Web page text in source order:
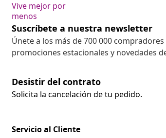
Vive mejor por
menos
Suscríbete a nuestra newsletter
Únete a los más de 700 000
promociones estacionales y novedades
Desistir del contrato
Solicita la cancelación de tu pedido.
Servicio al Cliente